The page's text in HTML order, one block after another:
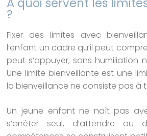
?
Fixer des limites avec
l’enfant un cadre qu’il peut
peut s’appuyer, sans humiliation
Une limite bienveillante est une
la bienveillance ne consiste pas à
Un jeune enfant ne naît pas
s’arrêter seul, d’attendre ou